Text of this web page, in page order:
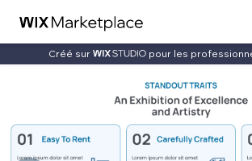
Créé sur pour les